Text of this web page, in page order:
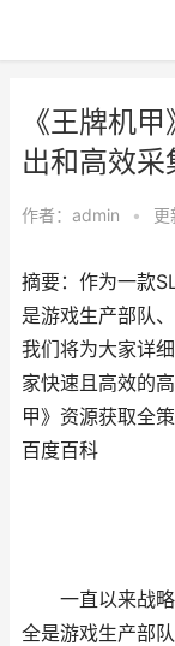
《王牌机
出和高效
作者： admin •
摘要：作为一款
是游戏生产部队
我们将为大家详
家快速且高效的
甲》资源获取全
百度百科
一直以来战略
全是游戏生产部